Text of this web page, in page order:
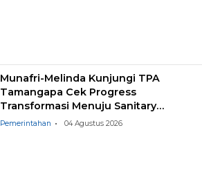
Munafri-Melinda Kunjungi TPA
Tamangapa Cek Progress
Transformasi Menuju Sanitary
Landfill
Pemerintahan 04 Agustus 2026